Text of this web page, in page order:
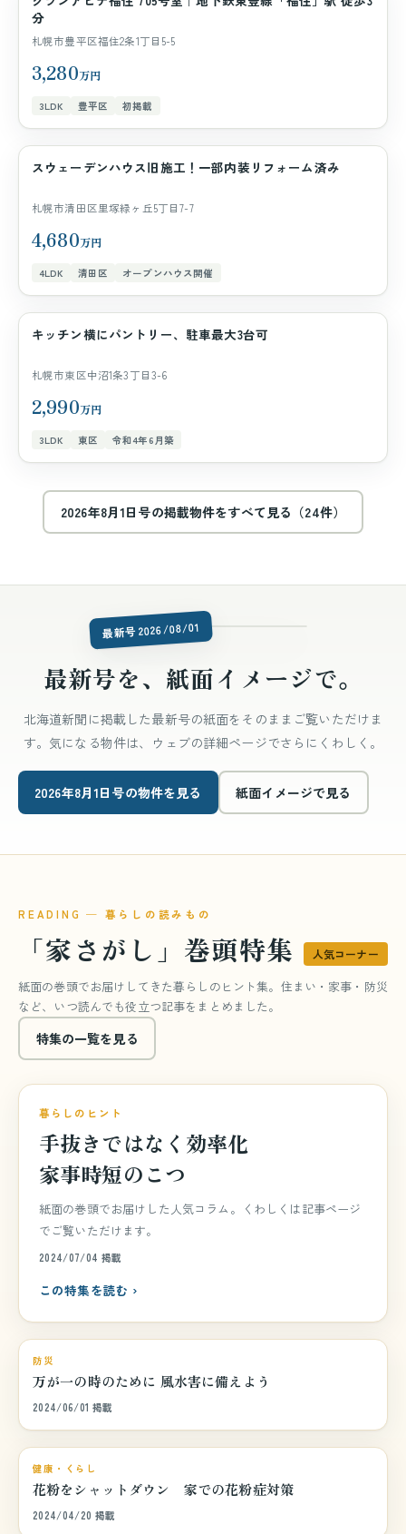
分
札幌市豊平区福住2条1丁目5-5
3,280万円
3LDK 豊平区 初掲載
一戸建て
スウェーデンハウス旧施工！一部内装リフォーム済み
札幌市清田区里塚緑ヶ丘5丁目7-7
4,680万円
4LDK 清田区 オープンハウス開催
一戸建て
キッチン横にパントリー、駐車最大3台可
札幌市東区中沼1条3丁目3-6
2,990万円
3LDK 東区 令和4年6月築
2026年8月1日号の掲載物件をすべて見る（24件）
最新号 2026/08/01issue-latest.jpg
最新号を、紙面イメージで。
北海道新聞に掲載した最新号の紙面をそのままご覧いただけま
す。気になる物件は、ウェブの詳細ページでさらにくわしく。
2026年8月1日号の物件を見る 紙面イメージで見る
READING ─ 暮らしの読みもの
「家さがし」巻頭特集 人気コーナー
紙面の巻頭でお届けしてきた暮らしのヒント集。住まい・家事・防災
など、いつ読んでも役立つ記事をまとめました。
特集の一覧を見る
特集 vol.840
巻頭特集
暮らしのヒント
手抜きではなく効率化
家事時短のこつ
紙面の巻頭でお届けした人気コラム。くわしくは記事ページ
でご覧いただけます。
2024/07/04 掲載
この特集を読む ›
巻頭特集
防災
万が一の時のために 風水害に備えよう
2024/06/01 掲載
巻頭特集
健康・くらし
花粉をシャットダウン 家での花粉症対策
2024/04/20 掲載